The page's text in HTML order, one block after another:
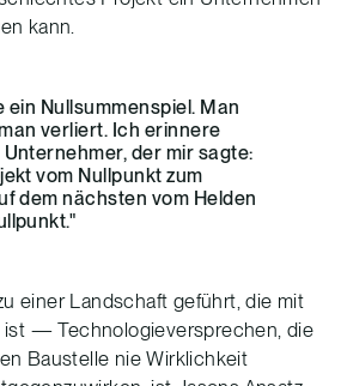
kann.
ein Nullsummenspiel. Man
verliert. Ich erinnere
der mir sagte:
vom Nullpunkt zum
dem nächsten vom Helden
einer Landschaft geführt, die mit
ist — Technologieversprechen, die
Baustelle nie Wirklichkeit